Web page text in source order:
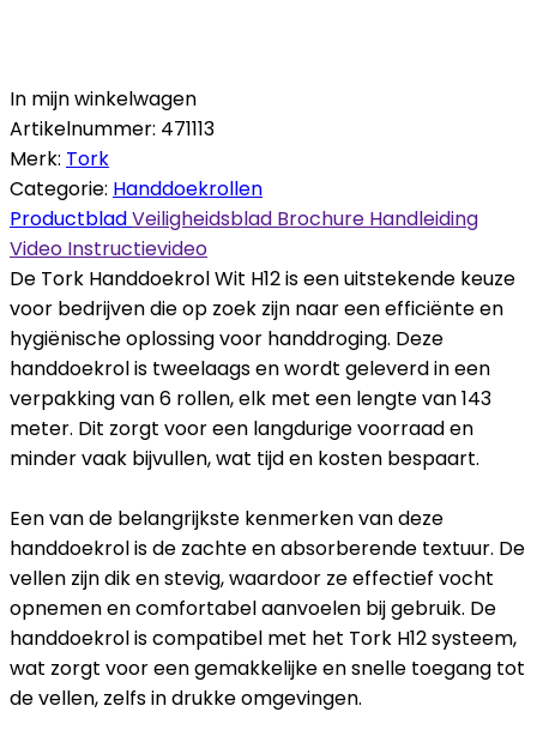
In mijn winkelwagen
Artikelnummer: 471113
Merk: Tork
Categorie: Handdoekrollen
ProductbladVeiligheidsblad Brochure Handleiding
Video Instructievideo
De Tork Handdoekrol Wit H12 is een uitstekende keuze
voor bedrijven die op zoek zijn naar een efficiënte en
hygiënische oplossing voor handdroging. Deze
handdoekrol is tweelaags en wordt geleverd in een
verpakking van 6 rollen, elk met een lengte van 143
meter. Dit zorgt voor een langdurige voorraad en
minder vaak bijvullen, wat tijd en kosten bespaart.
Een van de belangrijkste kenmerken van deze
handdoekrol is de zachte en absorberende textuur. De
vellen zijn dik en stevig, waardoor ze effectief vocht
opnemen en comfortabel aanvoelen bij gebruik. De
handdoekrol is compatibel met het Tork H12 systeem,
wat zorgt voor een gemakkelijke en snelle toegang tot
de vellen, zelfs in drukke omgevingen.